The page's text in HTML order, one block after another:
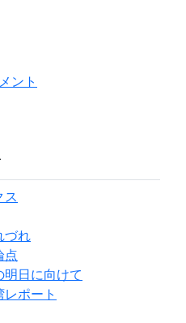
ント
ス
づれ
点
日に向けて
ポート